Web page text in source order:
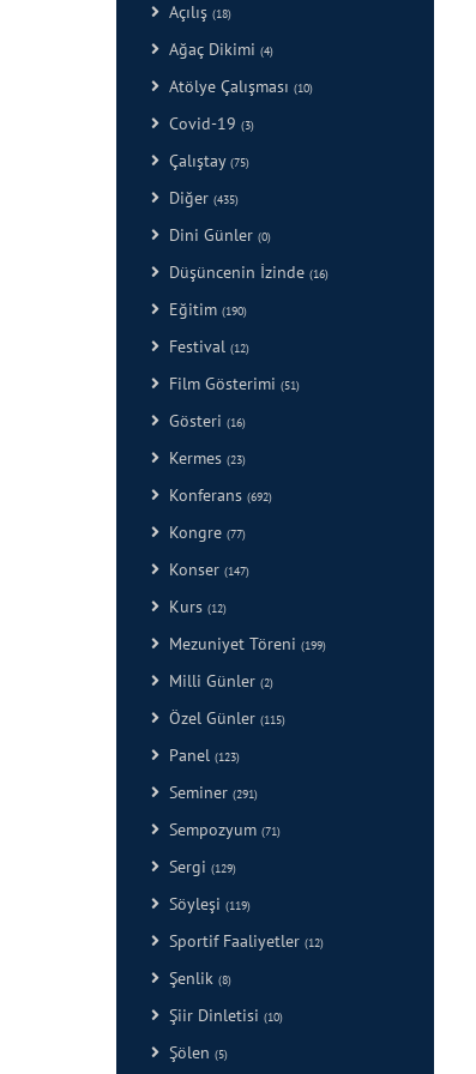
Açılış (18)
Ağaç Dikimi (4)
Atölye Çalışması (10)
Covid-19 (3)
Çalıştay (75)
Diğer (435)
Dini Günler (0)
Düşüncenin İzinde (16)
Eğitim (190)
Festival (12)
Film Gösterimi (51)
Gösteri (16)
Kermes (23)
Konferans (692)
Kongre (77)
Konser (147)
Kurs (12)
Mezuniyet Töreni (199)
Milli Günler (2)
Özel Günler (115)
Panel (123)
Seminer (291)
Sempozyum (71)
Sergi (129)
Söyleşi (119)
Sportif Faaliyetler (12)
Şenlik (8)
Şiir Dinletisi (10)
Şölen (5)